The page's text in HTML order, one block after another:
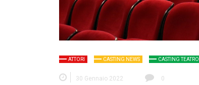
ATTORI CASTING NEWS CASTING TEATRO
30 Gennaio 2022 0